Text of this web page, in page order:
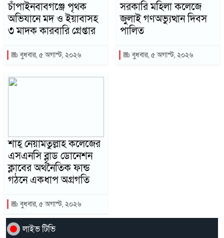
চাঁপাইনবাবগঞ্জে পৃথক
অভিযানে মদ ও ইয়াবাসহ
৩ মাদক কারবারি গ্রেপ্তার
বুধবার, ৫ অগাস্ট, ২০২৬
সরকারি মহিলা কলেজে
জুলাই গণঅভ্যুত্থান দিবস
পালিত
বুধবার, ৫ অগাস্ট, ২০২৬
শাহ্ নেয়ামতুল্লাহ কলেজের
এসএনসি ব্লাড ডোনেশন
ক্লাবের অর্থনৈতিক ফান্ড
গঠনে একধাপ অগ্রগতি
বুধবার, ৫ অগাস্ট, ২০২৬
লাইভ টিভি